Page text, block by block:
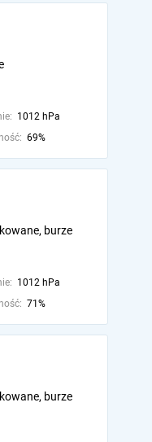
1012 hPa
69%
burze
1012 hPa
71%
burze